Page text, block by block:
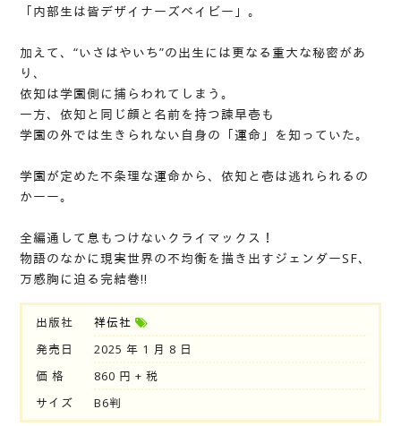
「内部生は皆デザイナーズベイビー」。
加えて、“いさはやいち”の出生には更なる重大な秘密があ
り、
依知は学園側に捕らわれてしまう。
一方、依知と同じ顔と名前を持つ諫早壱も
学園の外では生きられない自身の「運命」を知っていた。
学園が定めた不条理な運命から、依知と壱は逃れられるの
かーー。
全編通して息もつけないクライマックス！
物語のなかに現実世界の不均衡を描き出すジェンダーSF、
万感胸に迫る完結巻!!
出版社
祥伝社
発売日
2025 年 1 月 8 日
価 格
860 円 + 税
サイズ
B6判